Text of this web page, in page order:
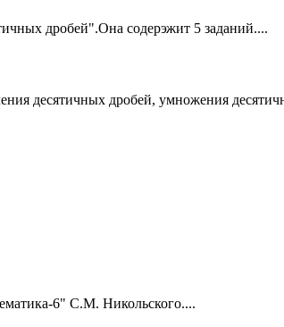
дробей".Она содерэжит 5 заданий....
десятичных дробей, умножения
6" С.М. Никольского....